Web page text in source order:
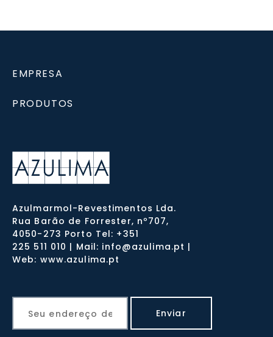
EMPRESA
PRODUTOS
Azulmarmol-Revestimentos Lda.
Rua Barão de Forrester, nº707,
4050-273 Porto Tel: +351
225 511 010 | Mail: info@azulima.pt |
Web: www.azulima.pt